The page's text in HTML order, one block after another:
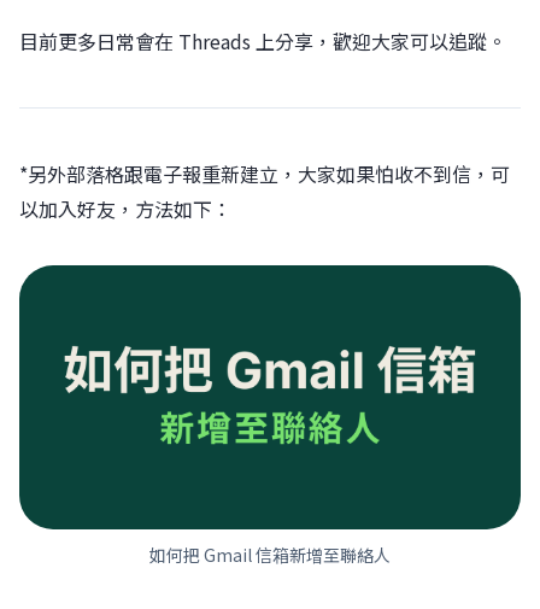
目前更多日常會在 Threads 上分享，歡迎大家可以追蹤。
*另外部落格跟電子報重新建立，大家如果怕收不到信，可
以加入好友，方法如下：
如何把 Gmail 信箱新增至聯絡人